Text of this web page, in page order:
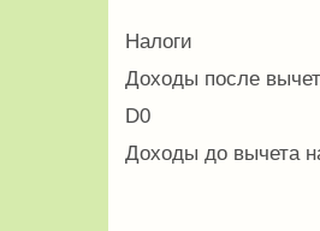
Налоги
Доходы после
D0
Доходы до вычета